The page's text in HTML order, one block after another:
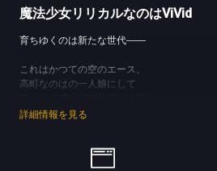
魔法少女リリカルなのはViVid
育ちゆくのは新たな世代――
これはかつての空のエース、
高町なのはの一人娘にして
高町ヴィヴィオの鮮烈な物語。
詳細情報を見る